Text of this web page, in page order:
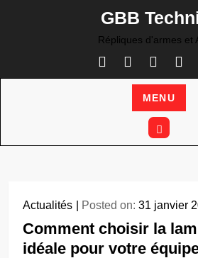
GBB
Répliques d'armes et
MENU
Actualités Posted on: 31 janvier
Comment choisir la
idéale pour votre